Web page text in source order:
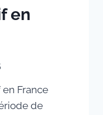
en
France
de